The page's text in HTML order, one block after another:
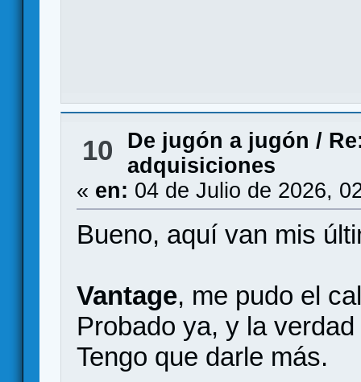
10 De jugón a jugón /
adquisiciones
« en: 04 de Julio de 2026,
Bueno, aquí van mis
Vantage, me pudo el
Probado ya, y la
Tengo que darle más.